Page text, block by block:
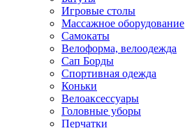
Игровые столы
Массажное оборудование
Самокаты
Велоформа, велоодежда
Сап Борды
Спортивная одежда
Коньки
Велоаксессуары
Головные уборы
Перчатки